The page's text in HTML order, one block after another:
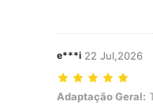
e***i 22 Jul,2026
Adaptação Geral:
Adaptação Geral: